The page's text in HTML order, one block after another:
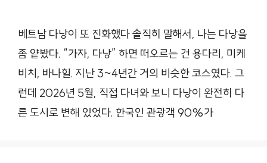
베트남 다낭이 또 진화했다 솔직히 말해서, 나는 다낭을
좀 얕봤다. “가자, 다낭” 하면 떠오르는 건 용다리, 미케
비치, 바나힐. 지난 3~4년간 거의 비슷한 코스였다. 그
런데 2026년 5월, 직접 다녀와 보니 다낭이 완전히 다
른 도시로 변해 있었다. 한국인 관광객 90%가